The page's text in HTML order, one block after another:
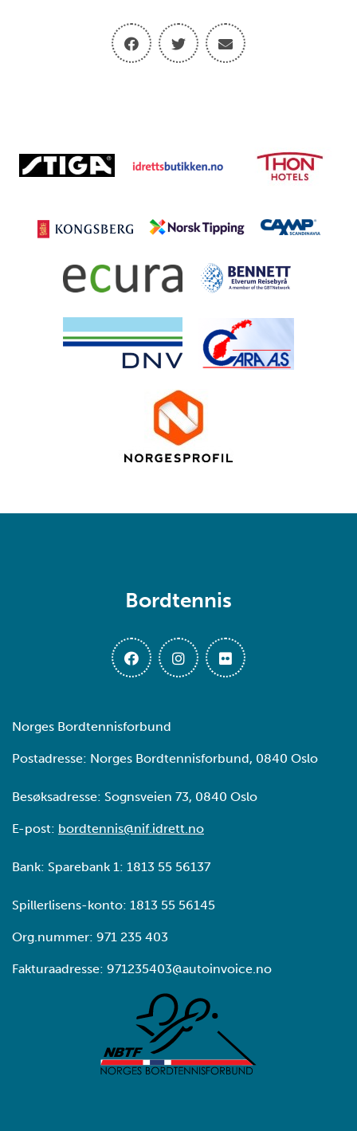
Bordtennis
Norges Bordtennisforbund
Postadresse: Norges Bordtennisforbund, 0840 Oslo
Besøksadresse: Sognsveien 73, 0840 Oslo
E-post: bordtennis@nif.idrett.no
Bank: Sparebank 1: 1813 55 56137
Spillerlisens-konto: 1813 55 56145
Org.nummer: 971 235 403
Fakturaadresse: 971235403@autoinvoice.no